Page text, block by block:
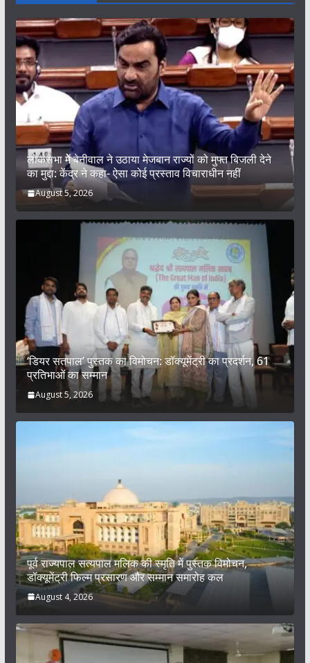
लोकसभा में बेनीवाल ने उठाया मेजबान राज्यों को मुफ्त बिजली देने
का मुद्दा: केंद्र ने कहा- ऐसा कोई प्रस्ताव विचाराधीन नहीं
August 5, 2026
‘डियर सतपाल’ पुस्तक का विमोचन: डॉक्यूमेंट्री का प्रदर्शन, 61
प्रतिभाओं का सम्मान
August 5, 2026
पूर्व राज्यपाल सत्यपाल मलिक की स्मृति में पुस्तक विमोचन,
डॉक्यूमेंट्री फिल्म प्रसारण और सम्मान समारोह कल
August 4, 2026